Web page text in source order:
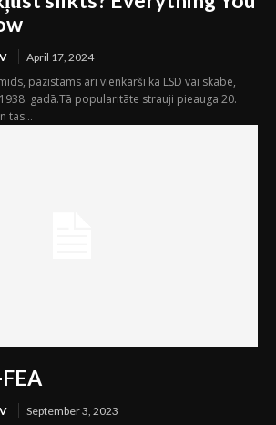
April 17, 2024
pazīstams arī vienkārši kā LSD vai skābe,
gadā.Tā popularitāte strauji pieauga 20.
tas...
September 3, 2023